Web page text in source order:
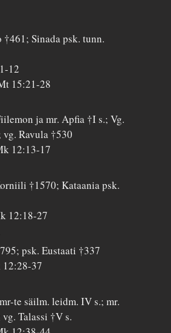
†461; Sinada psk. tunn.
12
15:21-28
ja mr. Apfia †I s.; Vg.
Ravula †530
12:13-17
†1570; Kataania psk.
12:18-27
psk. Eustaati †337
12:28-37
te säilm. leidm. IV s.; mr.
Talassi †V s.